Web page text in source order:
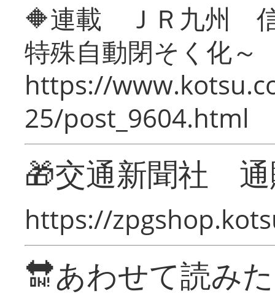
🔶連載 ＪＲ九州 信
特殊自動閉そく化～
https://
25/post_9604.html
🎁交通新聞社
https://
🔛あわせて読み